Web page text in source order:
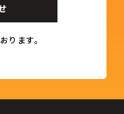
ります。